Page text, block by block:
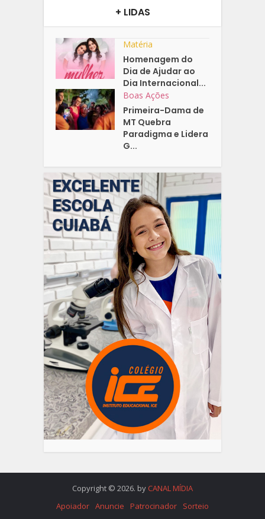
+ LIDAS
Matéria
Homenagem do
Dia de Ajudar ao
Dia Internacional...
Boas Ações
Primeira-Dama de
MT Quebra
Paradigma e Lidera
G...
Copyright © 2026. by CANAL MÍDIA
Apoiador Anuncie Patrocinador Sorteio